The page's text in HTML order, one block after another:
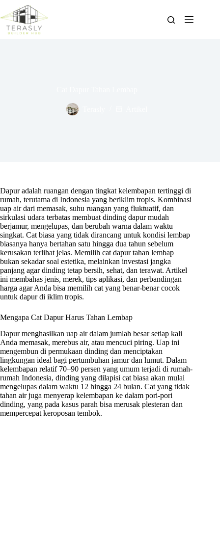
content
Dapur adalah ruangan dengan tingkat kelembapan tertinggi di
rumah, terutama di Indonesia yang beriklim tropis. Kombinasi
uap air dari memasak, suhu ruangan yang fluktuatif, dan
sirkulasi udara terbatas membuat dinding dapur mudah
berjamur, mengelupas, dan berubah warna dalam waktu
singkat. Cat biasa yang tidak dirancang untuk kondisi lembap
biasanya hanya bertahan satu hingga dua tahun sebelum
kerusakan terlihat jelas. Memilih cat dapur tahan lembap
bukan sekadar soal estetika, melainkan investasi jangka
panjang agar dinding tetap bersih, sehat, dan terawat. Artikel
ini membahas jenis, merek, tips aplikasi, dan perbandingan
harga agar Anda bisa memilih cat yang benar-benar cocok
untuk dapur di iklim tropis.
Mengapa Cat Dapur Harus Tahan Lembap
Dapur menghasilkan uap air dalam jumlah besar setiap kali
Anda memasak, merebus air, atau mencuci piring. Uap ini
mengembun di permukaan dinding dan menciptakan
lingkungan ideal bagi pertumbuhan jamur dan lumut. Dalam
kelembapan relatif 70–90 persen yang umum terjadi di rumah-
rumah Indonesia, dinding yang dilapisi cat biasa akan mulai
mengelupas dalam waktu 12 hingga 24 bulan. Cat yang tidak
tahan air juga menyerap kelembapan ke dalam pori-pori
dinding, yang pada kasus parah bisa merusak plesteran dan
mempercepat keroposan tembok.